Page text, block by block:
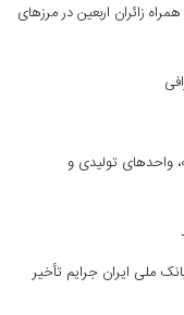
زائران اربعین در مرز‌های
واحدهای تولیدی و
ملی ایران جرایم تأخیر